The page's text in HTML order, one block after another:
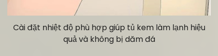
Cài đặt nhiệt độ phù hợp giúp tủ kem làm lạnh hiệu
quả và không bị dăm đá